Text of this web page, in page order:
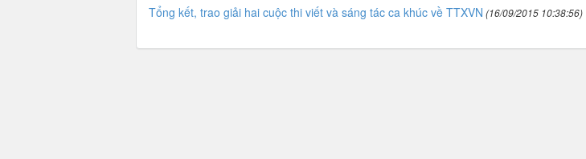
Tổng kết, trao giải hai cuộc thi viết và sáng tác ca khúc về TTXVN (16/09/2015 10:38:56)